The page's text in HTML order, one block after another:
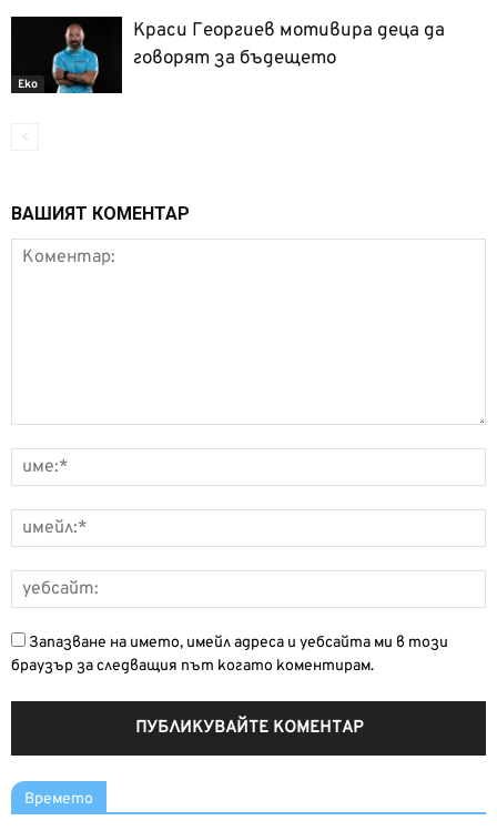
Еко
Краси Георгиев мотивира деца да
говорят за бъдещето
ВАШИЯТ КОМЕНТАР
Запазване на името, имейл адреса и уебсайта ми в този
браузър за следващия път когато коментирам.
Времето